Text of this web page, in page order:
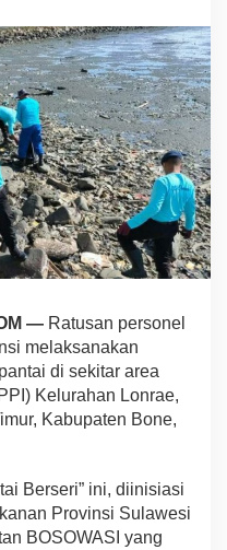
— Ratusan personel
melaksanakan
di sekitar area
Kelurahan Lonrae,
Kabupaten Bone,
Berseri” ini, diinisiasi
Provinsi Sulawesi
BOSOWASI yang